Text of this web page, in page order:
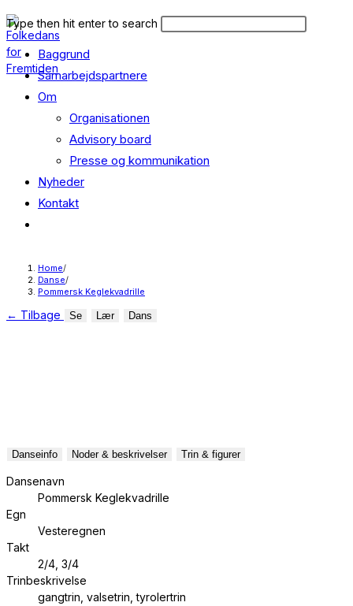
Skip
to
content
Search
this
website
Type then hit enter to search
Baggrund
Samarbejdspartnere
Om
Organisationen
Advisory board
Presse og kommunikation
Nyheder
Kontakt
search
Home/
Danse/
Pommersk Keglekvadrille
← Tilbage Se Lær Dans
Danseinfo Noder & beskrivelser Trin & figurer
Dansenavn
Pommersk Keglekvadrille
Egn
Vesteregnen
Takt
2/4, 3/4
Trinbeskrivelse
gangtrin, valsetrin, tyrolertrin